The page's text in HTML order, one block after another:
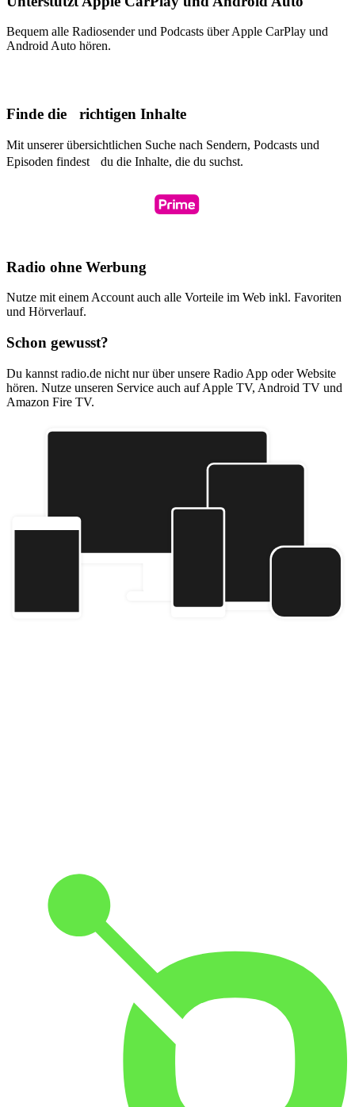
Bequem alle Radiosender und Podcasts über Apple CarPlay und
Android Auto hören.
Finde die richtigen Inhalte
Mit unserer übersichtlichen Suche nach Sendern, Podcasts und
Episoden findest du die Inhalte, die du suchst.
Radio ohne Werbung
Nutze mit einem Account auch alle Vorteile im Web inkl. Favoriten
und Hörverlauf.
Schon gewusst?
Du kannst radio.de nicht nur über unsere Radio App oder Website
hören. Nutze unseren Service auch auf Apple TV, Android TV und
Amazon Fire TV.